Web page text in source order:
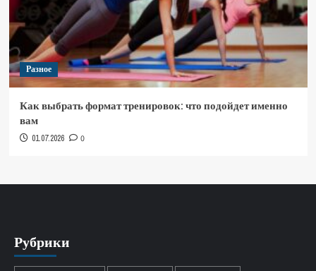
Разное
Как выбрать формат тренировок: что подойдет именно
вам
01.07.2026 0
Рубрики